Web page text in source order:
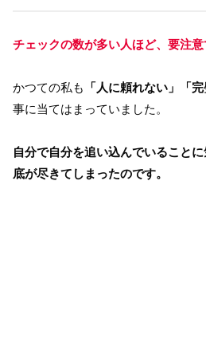
チェックの数が多い人ほど、要注意
かつての私も 「人に頼れない」「完
事に当てはまっていました。
自分で自分を追い込んでいること
底が尽きてしまったのです。